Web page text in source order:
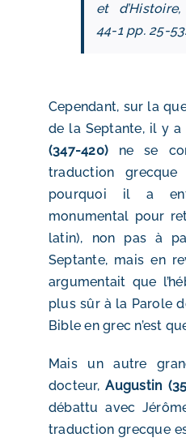
et
44-1 pp. 25-
Cependant, sur la
de la Septante, il y a
(347-420) ne se
traduction
pourquoi il a
monumental pour
latin), non pas à
Septante, mais en
argumentait que
plus sûr à la Parole
Bible en grec n’est
Mais un autre
docteur,Augustin
débattu avec
traduction grecque